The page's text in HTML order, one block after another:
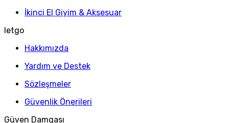
İkinci El Giyim & Aksesuar
letgo
Hakkımızda
Yardım ve Destek
Sözleşmeler
Güvenlik Önerileri
Güven Damgası